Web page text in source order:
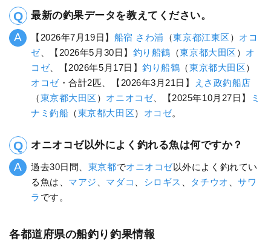
最新の釣果データを教えてください。
【2026年7月19日】 船宿 さわ浦 （東京都江東区 ） オコ
ゼ、【2026年5月30日】 釣り船鶴 （東京都大田区 ） オ
コゼ、【2026年5月17日】釣り船鶴 （東京都大田区）
オコゼ・合計2匹、【2026年3月21日】
えさ政釣船店
（東京都大田区 ） オニオコゼ、【2025年10月27日】
ミ
ナミ釣船 （東京都大田区） オコゼ。
オニオコゼ以外によく釣れる魚は何ですか？
過去30日間、 東京都でオニオコゼ以外によく釣れてい
る魚は、 マアジ 、 マダコ 、 シロギス 、 タチウオ 、サワ
ラ です。
各都道府県の船釣り釣果情報